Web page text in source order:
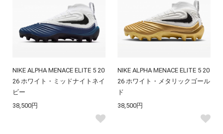
NIKE ALPHA MENACE ELITE 5 20
26 ホワイト・ミッドナイトネイ
ビー
38,500円
NIKE ALPHA MENACE ELITE 5 20
26 ホワイト・メタリックゴール
ド
38,500円